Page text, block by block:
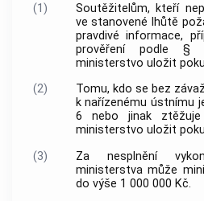
(1)
Soutěžitelům, kteří
ve stanovené lhůtě
pravdivé informace,
prověření podle
ministerstvo uložit
(2)
Tomu, kdo se bez
k nařízenému ústnímu
6 nebo jinak
ministerstvo uložit
(3)
Za nesplnění
ministerstva může
do výše 1 000 000 Kč.